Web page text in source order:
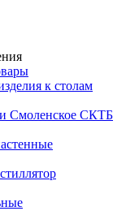
к столам
Смоленское СКТБ